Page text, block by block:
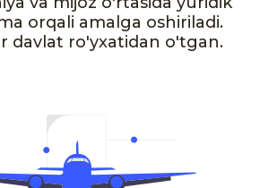
orqali amalga oshiriladi.
davlat ro'yxatidan o'tgan.